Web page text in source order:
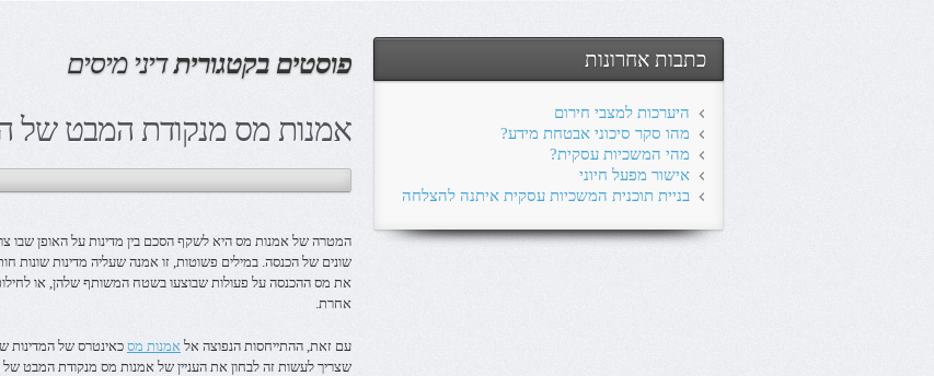
פוסטים בקטגוריתדיני מיסים
אמנות מס מנקודת המבט של
המטרה של אמנות מס היא לשקף הסכם בין מדינות על האופן שבו
שונים של הכנסה. במילים פשוטות, זו אמנה שעליה מדינות שונות
את מס ההכנסה על פעולות שבוצעו בשטח המשותף שלהן, או
אחרת.
עם זאת, ההתייחסות הנפוצה אל אמנות מס כאינטרס של המדינות
שצריך לעשות זה לבחון את העניין של אמנות מס מנקודת המבט
כתבות אחרונות
היערכות למצבי חירום
מהו סקר סיכוני אבטחת מידע?
מהי המשכיות עסקית?
אישור מפעל חיוני
בניית תוכנית המשכיות עסקית איתנה להצלחה